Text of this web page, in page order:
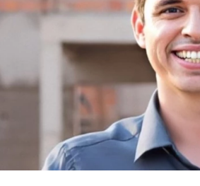
da
Vossa Excelência que eu
fora."
PAULO VELTEN
Desembargador
maranhense desde
de 2007. Ocupou o
diretor da Escola
da Magistratura do
Maranhão (ESMAM)